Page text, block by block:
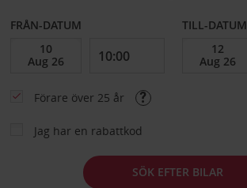
FRÅN-DATUM TILL-DATUM
Förare över 25 år
Jag har en rabattkod
SÖK EFTER BILAR